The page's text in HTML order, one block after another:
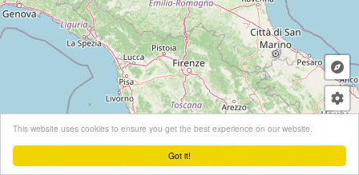
Got it!
This website uses cookies to ensure you get the best experience on our website.
Leaflet| ©OpenStreetMapcontributors